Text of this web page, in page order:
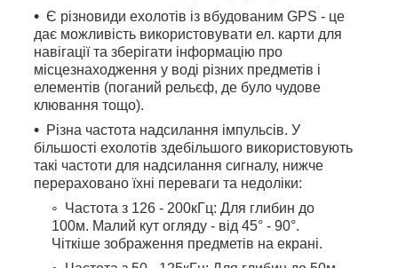
Є різновиди ехолотів із вбудованим GPS - це
дає можливість використовувати ел. карти для
навігації та зберігати інформацію про
місцезнаходження у воді різних предметів і
елементів (поганий рельєф, де було чудове
клювання тощо).
Різна частота надсилання імпульсів. У
більшості ехолотів здебільшого використовують
такі частоти для надсилання сигналу, нижче
перераховано їхні переваги та недоліки:
Частота з 126 - 200кГц: Для глибин до
100м. Малий кут огляду - від 45° - 90°.
Чіткіше зображення предметів на екрані.